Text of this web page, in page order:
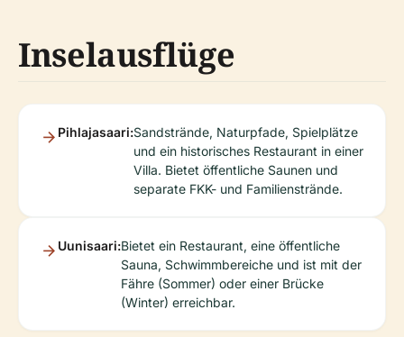
Inselausflüge
Pihlajasaari:Sandstrände, Naturpfade, Spielplätze
und ein historisches Restaurant in einer
Villa. Bietet öffentliche Saunen und
separate FKK- und Familienstrände.
Uunisaari:Bietet ein Restaurant, eine öffentliche
Sauna, Schwimmbereiche und ist mit der
Fähre (Sommer) oder einer Brücke
(Winter) erreichbar.